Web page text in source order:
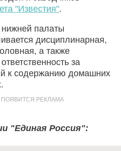
"Известия".
палаты
дисциплинарная,
а также
за
к содержанию домашних
"Единая Россия":